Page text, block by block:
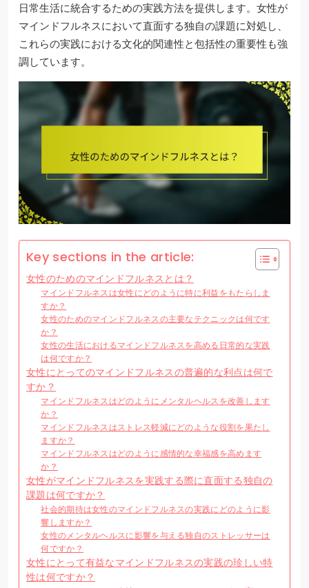
日常生活に統合するための実践方法を提供します。女性が
マインドフルネスにおいて直面する独自の課題に対処し、
これらの実践における文化的関連性と包括性の重要性も強
調しています。
Key sections in the article:
女性のためのマインドフルネスとは？
マインドフルネスは女性にどのように特に利益をもたらしま
すか？
女性のためのマインドフルネスの主要なテクニックは何です
か？
女性の生活におけるマインドフルネスを高める日常的な実践
は何ですか？
女性にとってのマインドフルネスの普遍的な利点は何で
すか？
マインドフルネスはどのようにメンタルヘルスを改善します
か？
マインドフルネスはストレス軽減にどのような役割を果たし
ますか？
マインドフルネスはどのように感情的な幸福感を高めます
か？
女性がマインドフルネスを実践する際に直面する独自の
課題は何ですか？
社会的期待は女性のマインドフルネスの実践にどのように影
響しますか？
女性のメンタルヘルスに影響を与える独自のストレッサーは
何ですか？
女性にとって有益なマインドフルネスの実践の珍しい特
性は何ですか？